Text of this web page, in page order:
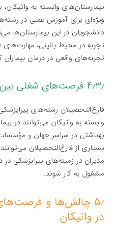
بیمارستان‌های وابسته به واتیکان،
ویژه‌ای برای آموزش عملی در
دانشجویان در این بیمارستان‌ها
تجربه در محیط بالینی،
تجربه‌های واقعی در درمان
۴٫۳٫ فرصت‌های شغلی بین‌المللی
فارغ‌التحصیلان رشته‌های
وابسته به واتیکان می‌توانند در
بهداشتی در سراسر جهان و
بسیاری از فارغ‌التحصیلان
مدیران در زمینه‌های پیراپزشکی
مشغول به کار شوند.
۵٫ چالش‌ها و
در واتیکان